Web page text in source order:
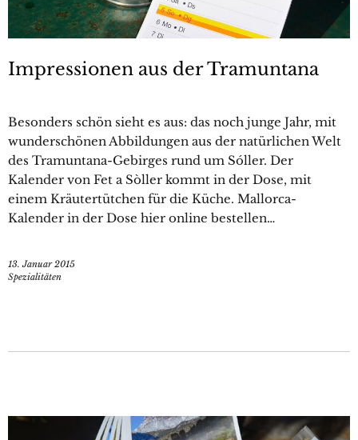
Impressionen aus der Tramuntana
Besonders schön sieht es aus: das noch junge Jahr, mit
wunderschönen Abbildungen aus der natürlichen Welt
des Tramuntana-Gebirges rund um Sóller. Der
Kalender von Fet a Sòller kommt in der Dose, mit
einem Kräutertütchen für die Küche. Mallorca-
Kalender in der Dose hier online bestellen…
13. Januar 2015
Spezialitäten